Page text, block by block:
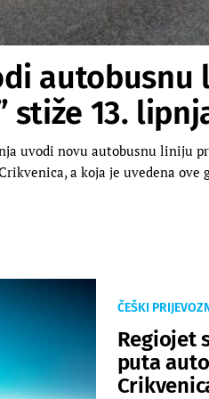
autobusnu
stiže 13.
uvodi novu autobusnu liniju
a koja je uvedena ove
ČEŠKI
Regiojet
puta